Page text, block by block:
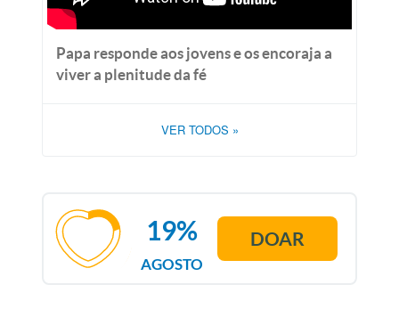
Papa responde aos jovens e os encoraja a
viver a plenitude da fé
VER TODOS »
AGOSTO
19% DOAR